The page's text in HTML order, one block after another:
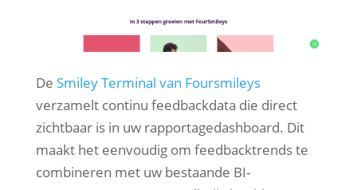
De Smiley Terminal van Foursmileys
verzamelt continu feedbackdata die direct
zichtbaar is in uw rapportagedashboard. Dit
maakt het eenvoudig om feedbacktrends te
combineren met uw bestaande BI-